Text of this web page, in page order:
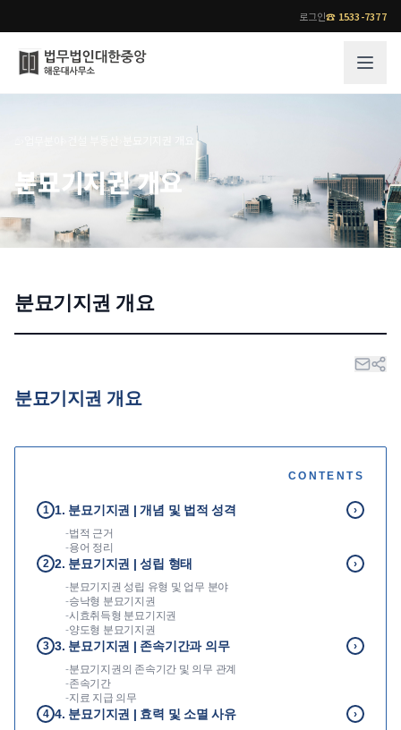
로그인☎ 1533-7377
법무법인 대한중앙의 강점
오시는 길
기업 인사이트
사례분석/최신동향
업무분야
소식/자료
법률서식
뉴스레터/브로슈어
분묘기지권 개요
분묘기지권 개요
분묘기지권 개요
CONTENTS
1 1. 분묘기지권 | 개념 및 법적 성격
›
-법적 근거
-용어 정리
2 2. 분묘기지권 | 성립 형태
›
-분묘기지권 성립 유형 및 업무 분야
-승낙형 분묘기지권
-시효취득형 분묘기지권
-양도형 분묘기지권
3 3. 분묘기지권 | 존속기간과 의무
›
-분묘기지권의 존속기간 및 의무 관계
-존속기간
-지료 지급 의무
4 4. 분묘기지권 | 효력 및 소멸 사유
›